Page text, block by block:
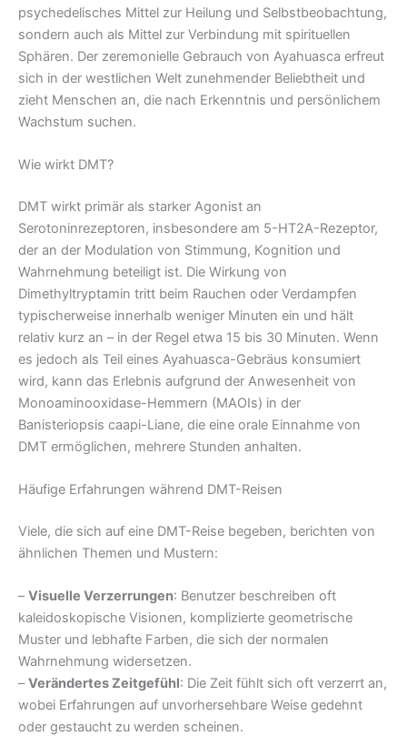
psychedelisches Mittel zur Heilung und Selbstbeobachtung,
sondern auch als Mittel zur Verbindung mit spirituellen
Sphären. Der zeremonielle Gebrauch von Ayahuasca erfreut
sich in der westlichen Welt zunehmender Beliebtheit und
zieht Menschen an, die nach Erkenntnis und persönlichem
Wachstum suchen.
Wie wirkt DMT?
DMT wirkt primär als starker Agonist an
Serotoninrezeptoren, insbesondere am 5-HT2A-Rezeptor,
der an der Modulation von Stimmung, Kognition und
Wahrnehmung beteiligt ist. Die Wirkung von
Dimethyltryptamin tritt beim Rauchen oder Verdampfen
typischerweise innerhalb weniger Minuten ein und hält
relativ kurz an – in der Regel etwa 15 bis 30 Minuten. Wenn
es jedoch als Teil eines Ayahuasca-Gebräus konsumiert
wird, kann das Erlebnis aufgrund der Anwesenheit von
Monoaminooxidase-Hemmern (MAOIs) in der
Banisteriopsis caapi-Liane, die eine orale Einnahme von
DMT ermöglichen, mehrere Stunden anhalten.
Häufige Erfahrungen während DMT-Reisen
Viele, die sich auf eine DMT-Reise begeben, berichten von
ähnlichen Themen und Mustern:
–Visuelle Verzerrungen: Benutzer beschreiben oft
kaleidoskopische Visionen, komplizierte geometrische
Muster und lebhafte Farben, die sich der normalen
Wahrnehmung widersetzen.
–Verändertes Zeitgefühl: Die Zeit fühlt sich oft verzerrt an,
wobei Erfahrungen auf unvorhersehbare Weise gedehnt
oder gestaucht zu werden scheinen.